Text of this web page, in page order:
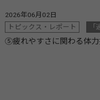
2026年06月02日
トピックス・レポート
⑤疲れやすさに関わる体